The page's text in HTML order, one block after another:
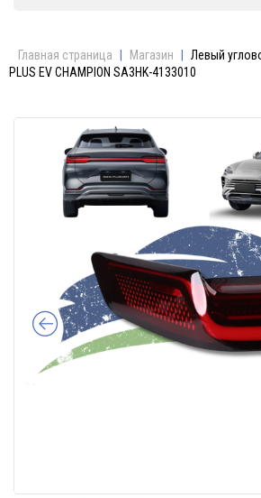
Главная страница Магазин
Левый
PLUS EV CHAMPION SA3HK-4133010